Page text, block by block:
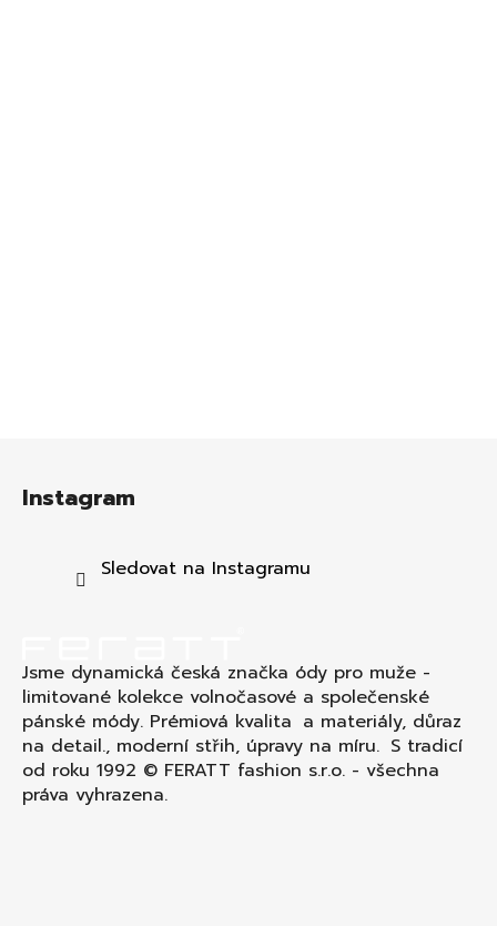
Instagram
Sledovat na Instagramu
Jsme dynamická česká značka ódy pro muže -
limitované kolekce volnočasové a společenské
pánské módy. Prémiová kvalita a materiály, důraz
na detail., moderní střih, úpravy na míru. S tradicí
od roku 1992 © FERATT fashion s.r.o. - všechna
práva vyhrazena.